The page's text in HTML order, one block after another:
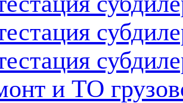
и ТО